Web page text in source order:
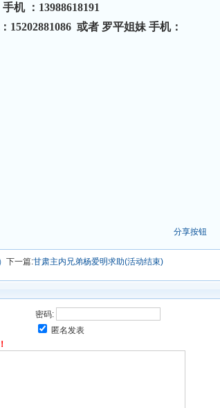
手机 ：13988618191
15202881086 或者 罗平姐妹 手机：
分享按钮
下一篇:甘肃主内兄弟杨爱明求助(活动结束)
密码:
匿名发表